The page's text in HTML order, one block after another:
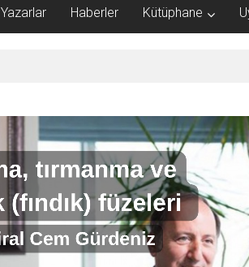
Yazarlar Haberler Kütüphane